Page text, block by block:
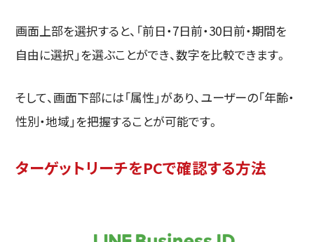
画面上部を選択すると、「前日・7日前・30日前・期間を
自由に選択」を選ぶことができ、数字を比較できます。
そして、画面下部には「属性」があり、ユーザーの「年齢・
性別・地域」を把握することが可能です。
ターゲットリーチをPCで確認する方法